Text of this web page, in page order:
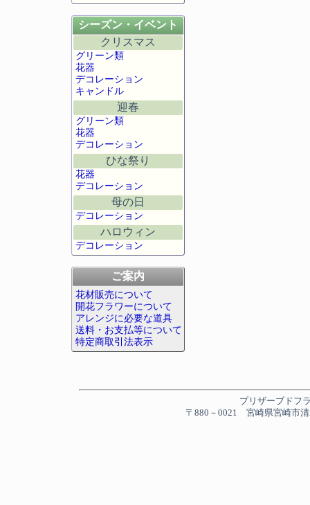
シーズン・イベント
クリスマス
グリーン類
花器
デコレーション
キャンドル
迎春
グリーン類
花器
デコレーション
ひな祭り
花器
デコレーション
母の日
デコレーション
ハロウィン
デコレーション
ご案内
花材販売について
開花フラワーについて
アレンジに必要な道具
送料・お支払等について
特定商取引法表示
プリザーブドフ
〒880－0021 宮崎県宮崎市